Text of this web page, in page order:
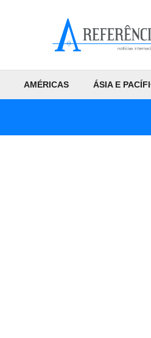
AMÉRICAS ÁSIA E